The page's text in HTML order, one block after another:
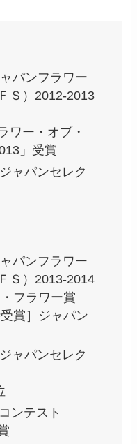
パンフラワー
Ｓ）2012-2013
ワー・オブ・
」受賞
ャパンセレク
パンフラワー
Ｓ）2013-2014
フラワー賞
賞］ジャパン
ャパンセレク
ンテスト